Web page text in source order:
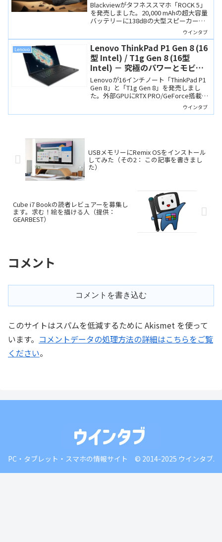
た、アウトドアで頼りになるタフ
ネススマホ
Blackviewがタフネススマホ「ROCK 5」
を発売しました。20,000 mAhの超大容量
バッテリーに138dBの大型スピーカー、
背面ライトなど、アウトドアシーンでは
頼りになりそうな製品です。ただ、非常
に分厚くて重いので、街なかでは使いに
くいでしょうね。
ウインタブ
Lenovo
Lenovo ThinkPad P1 Gen 8 (16
型 Intel) / T1g Gen 8 (16型
Intel) － 究極のパワーとモビリ
ティ、dGPU搭載のハイエンド
ThinkPad
Lenovoが16インチノート「ThinkPad P1
Gen 8」と「T1g Gen 8」を発売しまし
た。外部GPUにRTX PRO/GeForce搭載
し、CAMM2メモリやThunderbolt 5など
最新技術を備えたハイエンドThinkPadで
ウインタブ
USBメモリーにRemix OSをインストール
してみた（その2： この記事を書きまし
た）
Cube i7 Bookの読者レビュアーを募集し
ます。求む！絵を描ける人（提供：
GEARBEST）
コメント
コメントを書き込む
このサイトはスパムを低減するために Akismet を使って
います。 コメントデータの処理方法の詳細はこちらをご覧
ください。
PC・タブレット・スマホの情報サイト © 2014-2025 ウインタブ.